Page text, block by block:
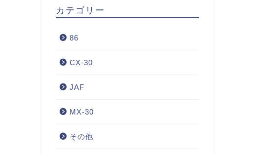
カテゴリー
86
CX-30
JAF
MX-30
その他